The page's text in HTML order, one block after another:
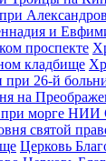
и
проспекте
кладбище
26-й
на
при морге
святой
Церковь